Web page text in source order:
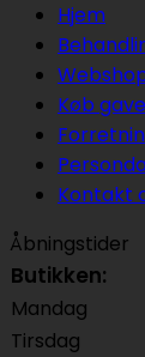
Hjem
Køb
Kontakt
Åbningstider
Butikken:
Mandag
Tirsdag